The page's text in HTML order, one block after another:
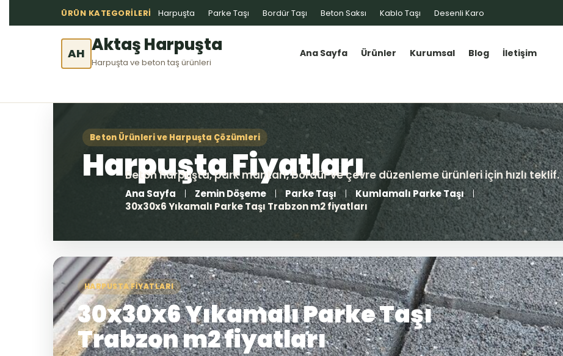
ÜRÜN KATEGORILERI Harpuşta Parke Taşı Bordür Taşı Beton Saksı Kablo Taşı Desenli Karo
AH Aktaş Harpuşta
Harpuşta ve beton taş ürünleri
Ana Sayfa Ürünler Kurumsal Blog İletişim
Ana Sayfa Zemin Döşeme Parke Taşı
Kumlamalı Parke Taşı
30x30x6 Yıkamalı Parke Taşı Trabzon m2 fiyatları
HARPUSTA FIYATLARI
30x30x6 Yıkamalı Parke Taşı
Trabzon m2 fiyatları